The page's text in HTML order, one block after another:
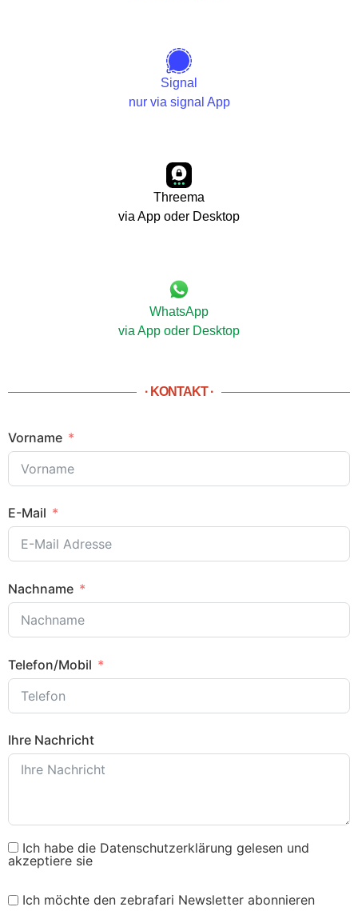
Signal
nur via signal App
Threema
via App oder Desktop
WhatsApp
via App oder Desktop
· KONTAKT ·
Vorname
E-Mail
Nachname
Telefon/Mobil
Ihre Nachricht
Ich habe die Datenschutzerklärung gelesen und
akzeptiere sie
Ich möchte den zebrafari Newsletter abonnieren